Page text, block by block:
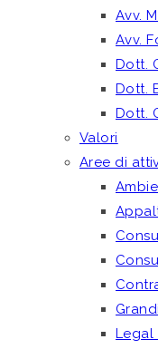
Avv.
Avv.
Dott.
Dott.
Dott.
Valori
Aree di
Legal